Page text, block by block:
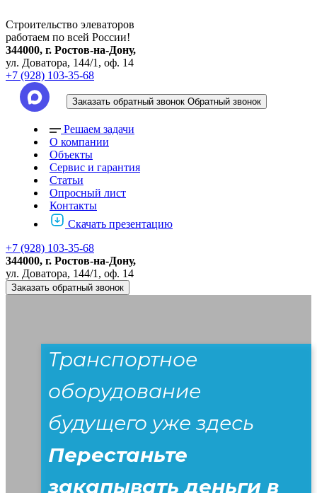
Строительство элеваторов
работаем по всей России!
344000, г. Ростов-на-Дону,
ул. Доватора, 144/1, оф. 14
+7 (928) 103-35-68
Заказать обратный звонок Обратный звонок
Решаем задачи
О компании
Объекты
Сервис и гарантия
Статьи
Опросный лист
Контакты
Скачать презентацию
+7 (928) 103-35-68
344000, г. Ростов-на-Дону,
ул. Доватора, 144/1, оф. 14
Заказать обратный звонок
Транспортное
оборудование
будущего уже здесь
Перестаньте
закапывать деньги в